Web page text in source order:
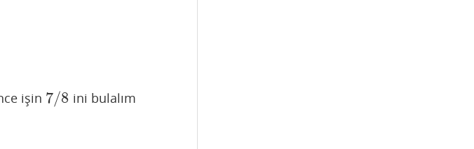
işin 7/8
7/8 ini bulalım